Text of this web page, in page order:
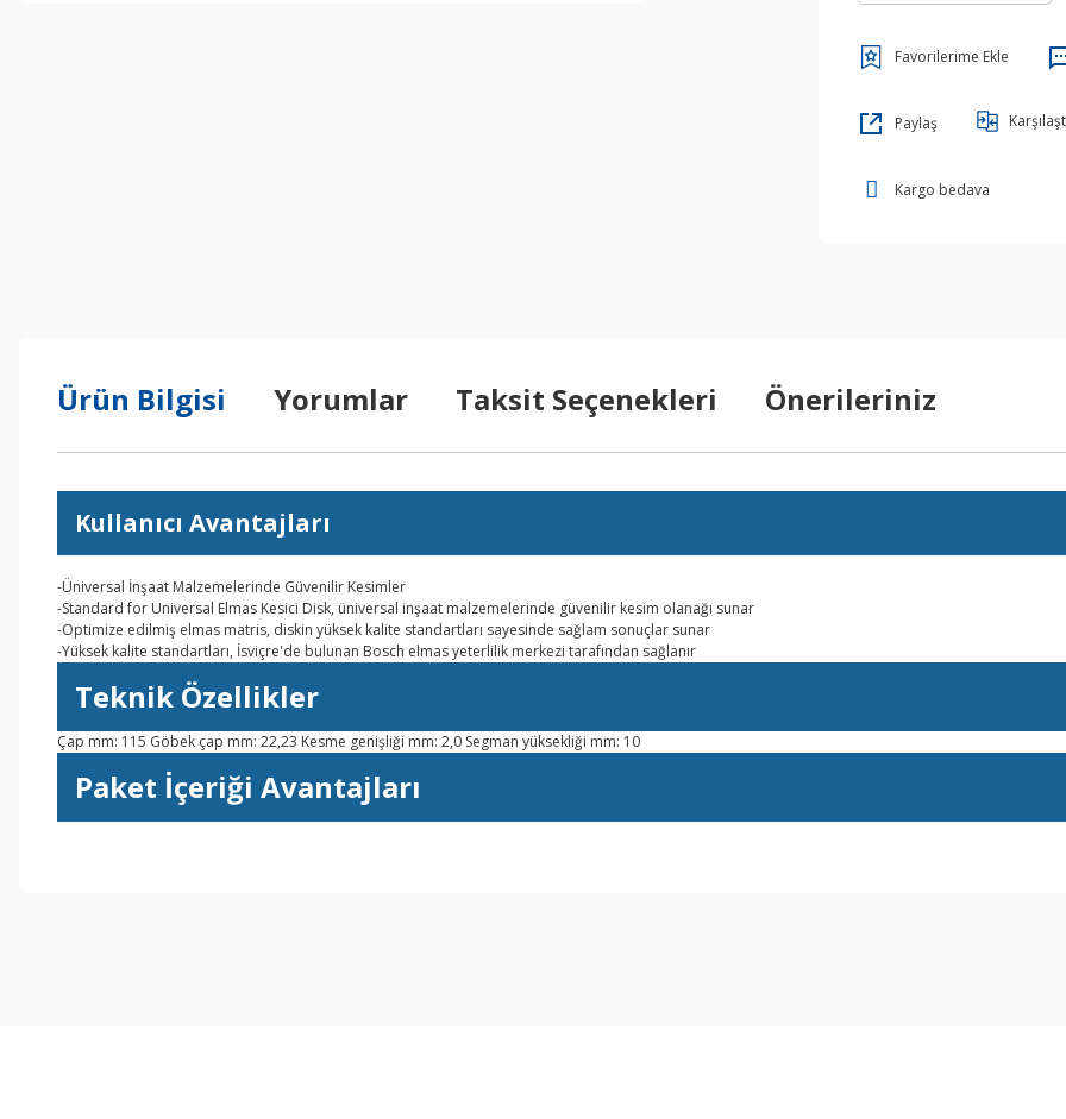
Paylaş
Kargo bedava
Ürün Bilgisi Yorumlar Taksit Seçenekleri Önerileriniz
Kullanıcı Avantajları
-Üniversal İnşaat Malzemelerinde Güvenilir Kesimler
-Standard for Universal Elmas Kesici Disk, üniversal inşaat malzemelerinde güvenilir kesim olanağı sunar
-Optimize edilmiş elmas matris, diskin yüksek kalite standartları sayesinde sağlam sonuçlar sunar
-Yüksek kalite standartları, İsviçre'de bulunan Bosch elmas yeterlilik merkezi tarafından sağlanır
Teknik Özellikler
Çap mm: 115 Göbek çap mm: 22,23 Kesme genişliği mm: 2,0 Segman yüksekliği mm: 10
Paket İçeriği Avantajları